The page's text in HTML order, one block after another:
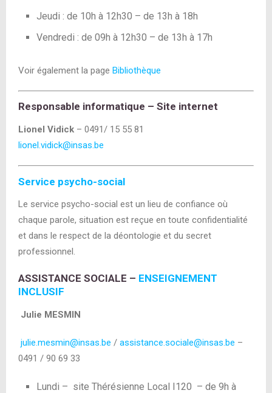
Jeudi : de 10h à 12h30 – de 13h à 18h
Vendredi : de 09h à 12h30 – de 13h à 17h
Voir également la page Bibliothèque
Responsable informatique – Site internet
Lionel Vidick – 0491/ 15 55 81
lionel.vidick@insas.be
Service psycho-social
Le service psycho-social est un lieu de confiance où
chaque parole, situation est reçue en toute confidentialité
et dans le respect de la déontologie et du secret
professionnel.
ASSISTANCE SOCIALE – ENSEIGNEMENT
INCLUSIF
Julie MESMIN
julie.mesmin@insas.be / assistance.sociale@insas.be –
0491 / 90 69 33
Lundi – site Thérésienne Local I120 – de 9h à